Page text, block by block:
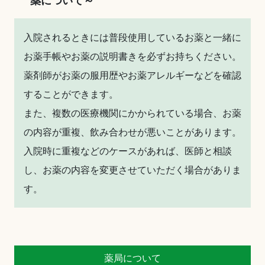
入院されるときには普段使用しているお薬と一緒に
お薬手帳やお薬の説明書きを必ずお持ちください。
薬剤師がお薬の服用歴やお薬アレルギーなどを確認
することができます。
また、複数の医療機関にかかられている場合、お薬
の内容が重複、飲み合わせが悪いことがあります。
入院時に重複などのケースがあれば、医師と相談
し、お薬の内容を変更させていただく場合がありま
す。
薬局について